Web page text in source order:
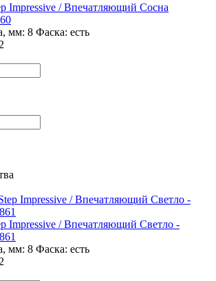
Impressive / Впечатляющий Сосна
мм: 8 Фаска: есть
Impressive / Впечатляющий Светло -
мм: 8 Фаска: есть